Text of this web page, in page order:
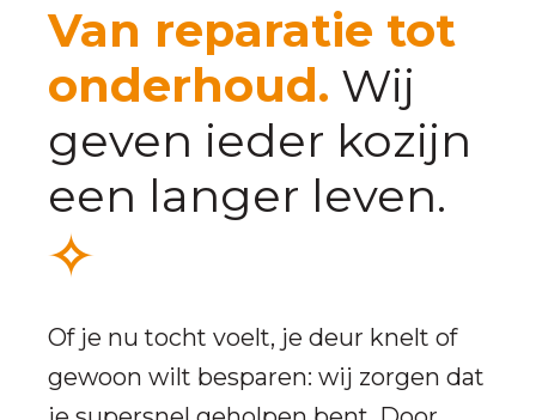
Van reparatie tot
onderhoud. Wij
geven ieder kozijn
een langer leven.
Of je nu tocht voelt, je deur knelt of
gewoon wilt besparen: wij zorgen dat